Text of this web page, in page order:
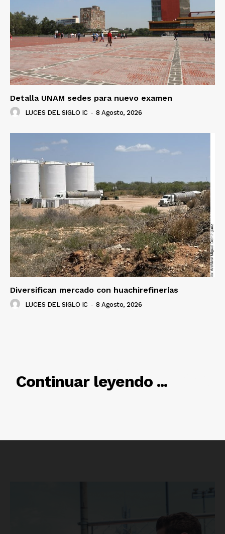
Luces
Detalla UNAM sedes para nuevo examen
LUCES DEL SIGLO IC - 8 Agosto, 2026
Diversifican mercado con huachirefinerías
LUCES DEL SIGLO IC - 8 Agosto, 2026
Continuar leyendo ...
RELACIONADO